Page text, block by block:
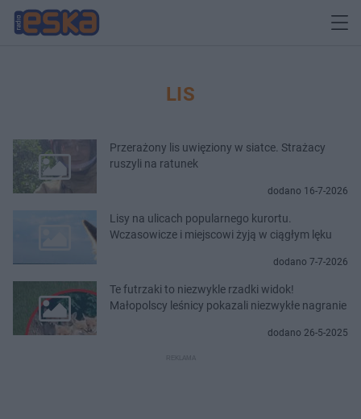
LIS
Przerażony lis uwięziony w siatce. Strażacy
ruszyli na ratunek
dodano 16-7-2026
Lisy na ulicach popularnego kurortu.
Wczasowicze i miejscowi żyją w ciągłym lęku
dodano 7-7-2026
Te futrzaki to niezwykle rzadki widok!
Małopolscy leśnicy pokazali niezwykłe nagranie
dodano 26-5-2025